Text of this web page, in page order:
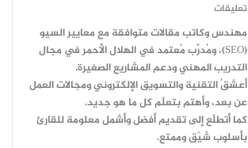
تعليقات
مهندس وكاتب مقالات متوافقة مع معايير السيو
(SEO)، ومُدرِّب مُعتمد في الهلال الأحمر في مجال
التدريب المهني ودعم المشاريع الصغيرة.
أعشقُ التقنية والتسويق الإلكتروني ومجالات العمل
عن بعد، وأهتم بتعلّم كل ما هو جديد.
كما أتطلّع إلى تقديم أفضل وأشمل معلومة للقارئ
بأسلوب شيّق وممتع.